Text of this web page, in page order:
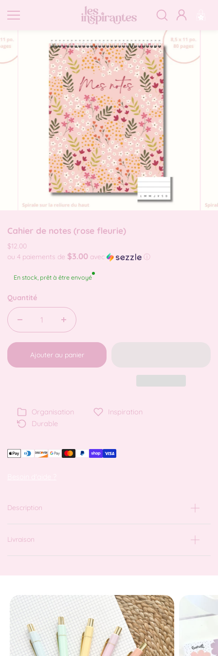
contenu
Cahier de notes (rose fleurie)
$12.00
ou 4 paiements de $3.00 avec ⓘ
En stock, prêt à être envoyé
Quantité
Ajouter au panier
Organisation
Inspiration
Durable
Description
Livraison